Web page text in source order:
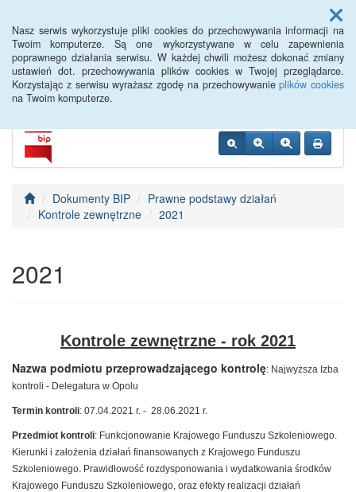
Nasz serwis wykorzystuje pliki cookies do przechowywania informacji na
Twoim komputerze. Są one wykorzystywane w celu zapewnienia
poprawnego działania serwisu. W każdej chwili możesz dokonać zmiany
ustawień dot. przechowywania plików cookies w Twojej przeglądarce.
Korzystając z serwisu wyrażasz zgodę na przechowywanieplików cookies
na Twoim komputerze.
Menu
PUP Opole
Dokumenty BIP
Prawne podstawy działań
Kontrole zewnętrzne
2021
2021
Kontrole zewnętrzne - rok 2021
Nazwa podmiotu przeprowadzającego kontrolę: Najwyższa Izba
kontroli - Delegatura w Opolu
Termin kontroli: 07.04.2021 r. - 28.06.2021 r.
Przedmiot kontroli: Funkcjonowanie Krajowego Funduszu Szkoleniowego.
Kierunki i założenia działań finansowanych z Krajowego Funduszu
Szkoleniowego. Prawidłowość rozdysponowania i wydatkowania środków
Krajowego Funduszu Szkoleniowego, oraz efekty realizacji działań